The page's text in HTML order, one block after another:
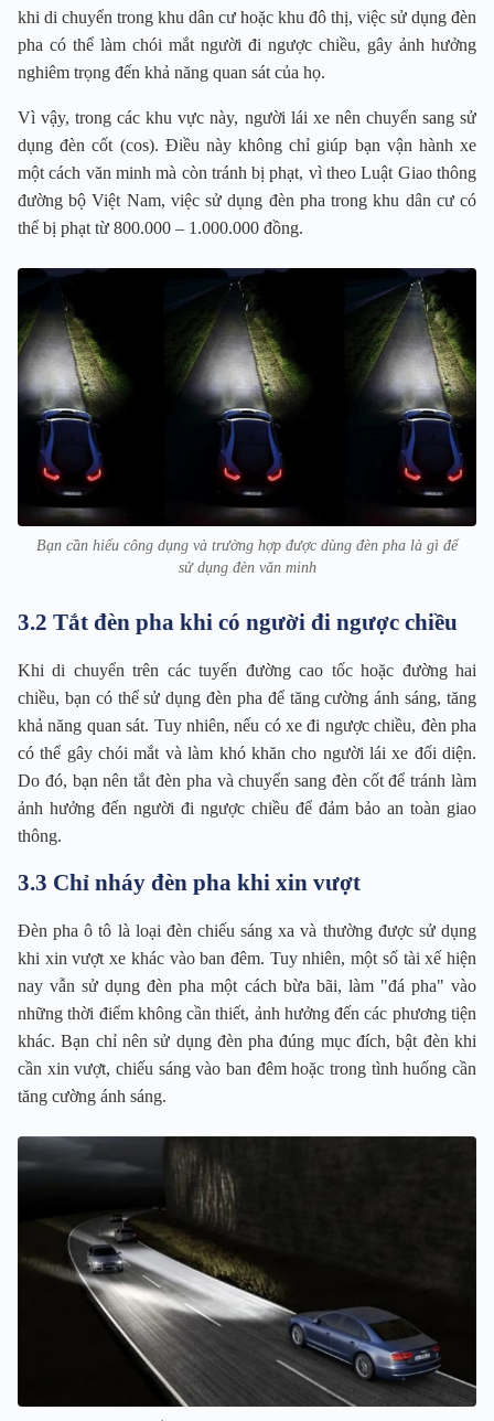
khi di chuyển trong khu dân cư hoặc khu đô thị, việc sử dụng đèn
pha có thể làm chói mắt người đi ngược chiều, gây ảnh hưởng
nghiêm trọng đến khả năng quan sát của họ.
Vì vậy, trong các khu vực này, người lái xe nên chuyển sang sử
dụng đèn cốt (cos). Điều này không chỉ giúp bạn vận hành xe
một cách văn minh mà còn tránh bị phạt, vì theo Luật Giao thông
đường bộ Việt Nam, việc sử dụng đèn pha trong khu dân cư có
thể bị phạt từ 800.000 – 1.000.000 đồng.
Bạn cần hiểu công dụng và trường hợp được dùng đèn pha là gì để
sử dụng đèn văn minh
3.2 Tắt đèn pha khi có người đi ngược chiều
Khi di chuyển trên các tuyến đường cao tốc hoặc đường hai
chiều, bạn có thể sử dụng đèn pha để tăng cường ánh sáng, tăng
khả năng quan sát. Tuy nhiên, nếu có xe đi ngược chiều, đèn pha
có thể gây chói mắt và làm khó khăn cho người lái xe đối diện.
Do đó, bạn nên tắt đèn pha và chuyển sang đèn cốt để tránh làm
ảnh hưởng đến người đi ngược chiều để đảm bảo an toàn giao
thông.
3.3 Chỉ nháy đèn pha khi xin vượt
Đèn pha ô tô là loại đèn chiếu sáng xa và thường được sử dụng
khi xin vượt xe khác vào ban đêm. Tuy nhiên, một số tài xế hiện
nay vẫn sử dụng đèn pha một cách bừa bãi, làm "đá pha" vào
những thời điểm không cần thiết, ảnh hưởng đến các phương tiện
khác. Bạn chỉ nên sử dụng đèn pha đúng mục đích, bật đèn khi
cần xin vượt, chiếu sáng vào ban đêm hoặc trong tình huống cần
tăng cường ánh sáng.